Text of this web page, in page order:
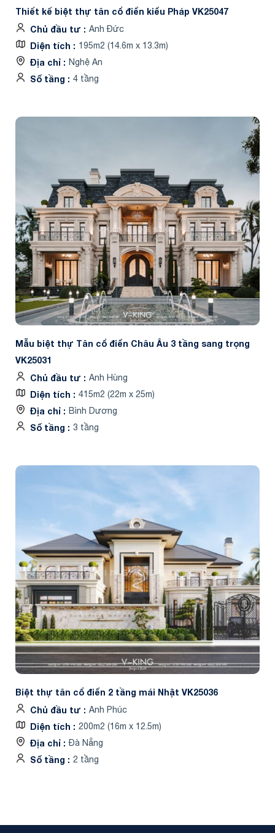
Thiết kế biệt thự tân cổ điển kiểu Pháp VK25047
Chủ đầu tư
Anh Đức
Diện tích 195m2 (14.6m x 13.3m)
Địa chỉ Nghệ An
Số tầng 4 tầng
Mẫu biệt thự Tân cổ điển Châu Âu 3 tầng sang trọng
VK25031
Chủ đầu tư
Anh Hùng
Diện tích 415m2 (22m x 25m)
Địa chỉ Bình Dương
Số tầng 3 tầng
Biệt thự tân cổ điển 2 tầng mái Nhật VK25036
Chủ đầu tư
Anh Phúc
Diện tích 200m2 (16m x 12.5m)
Địa chỉ Đà Nẵng
Số tầng 2 tầng